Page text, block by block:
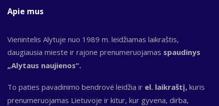
Apie mus
Vienintelis Alytuje nuo 1989 m. leidžiamas laikraštis,
daugiausia mieste ir rajone prenumeruojamas spaudinys
„Alytaus naujienos“.
To paties pavadinimo bendrovė leidžia ir el. laikraštį, kuris
prenumeruojamas Lietuvoje ir kitur, kur gyvena, dirba,